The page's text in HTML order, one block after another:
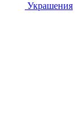
Украшения